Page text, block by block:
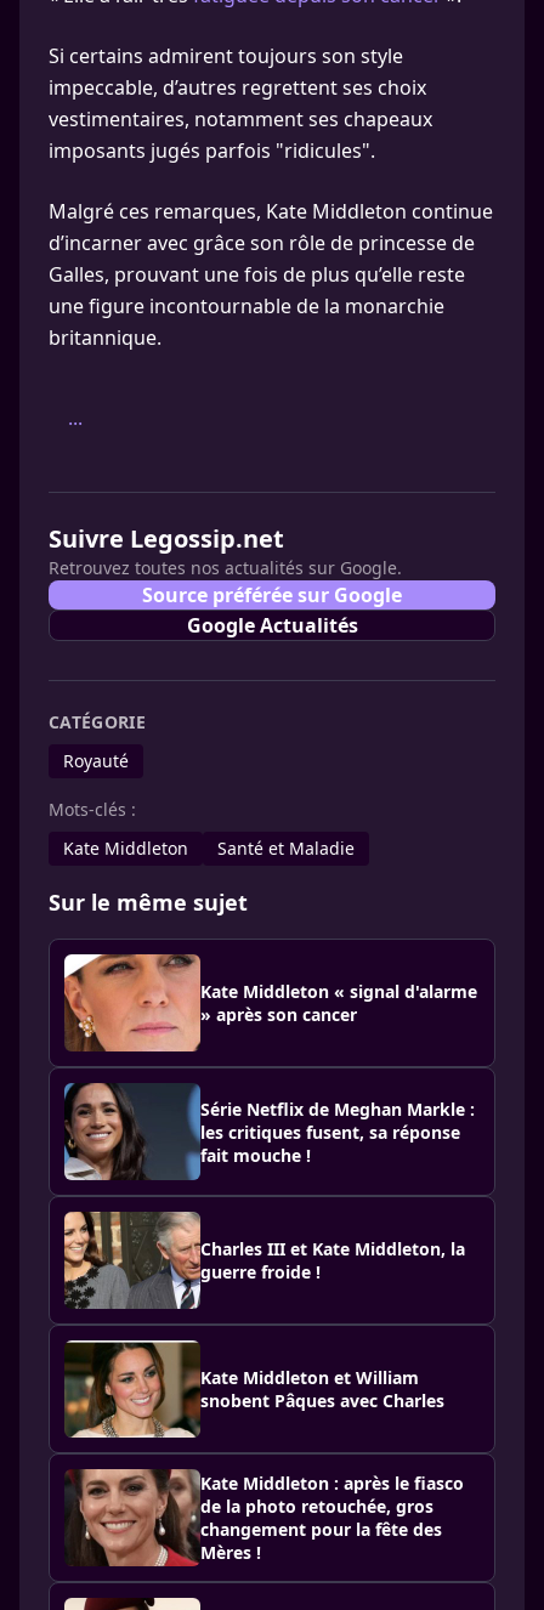
Si certains admirent toujours son style
impeccable, d’autres regrettent ses choix
vestimentaires, notamment ses chapeaux
imposants jugés parfois "ridicules".
Malgré ces remarques, Kate Middleton continue
d’incarner avec grâce son rôle de princesse de
Galles, prouvant une fois de plus qu’elle reste
une figure incontournable de la monarchie
britannique.
...
Suivre Legossip.net
Retrouvez toutes nos actualités sur Google.
Source préférée sur Google
Google Actualités
CATÉGORIE
Royauté
Mots-clés :
Kate Middleton
Santé et Maladie
Sur le même sujet
Kate Middleton « signal d'alarme
» après son cancer
Série Netflix de Meghan Markle :
les critiques fusent, sa réponse
fait mouche !
Charles III et Kate Middleton, la
guerre froide !
Kate Middleton et William
snobent Pâques avec Charles
Kate Middleton : après le fiasco
de la photo retouchée, gros
changement pour la fête des
Mères !